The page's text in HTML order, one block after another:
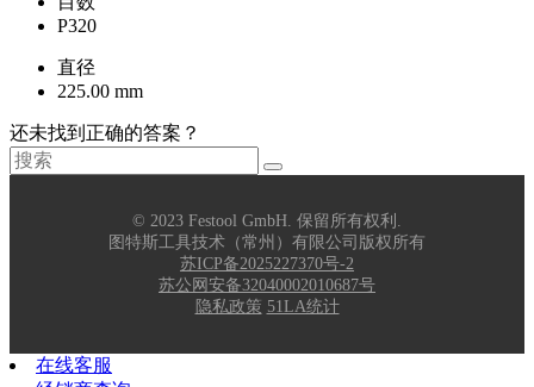
P320
直径
225.00 mm
还未找到正确的答案？
© 2023 Festool GmbH. 保留所有权利.
图特斯工具技术（常州）有限公司版权所有
苏ICP备2025227370号-2
苏公网安备32040002010687号
隐私政策 51LA统计
在线客服